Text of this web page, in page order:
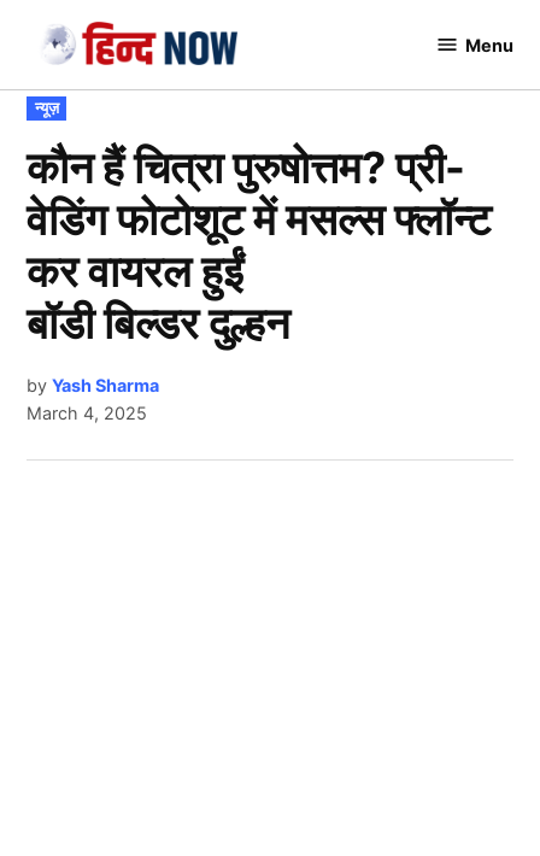
content
Menu
POSTED
IN
न्यूज़
कौन हैं चित्रा पुरुषोत्तम? प्री-
वेडिंग फोटोशूट में मसल्स फ्लॉन्ट
कर वायरल हुईं
बॉडी बिल्डर दुल्हन
by Yash Sharma
March 4, 2025